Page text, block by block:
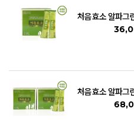
처음효소 알파그
처음효소 알파그